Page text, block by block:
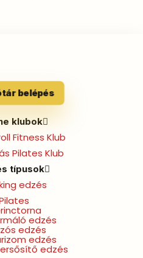
belépés
klubok
Fitness Klub
Pilates Klub
típusok
edzés
edzés
edzés
edzés
edzés
közösség és
magabiztosabban